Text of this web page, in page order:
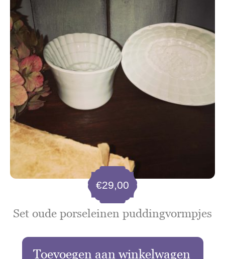
Set oude porseleinen puddingvormpjes
€29,00
Toevoegen aan winkelwagen